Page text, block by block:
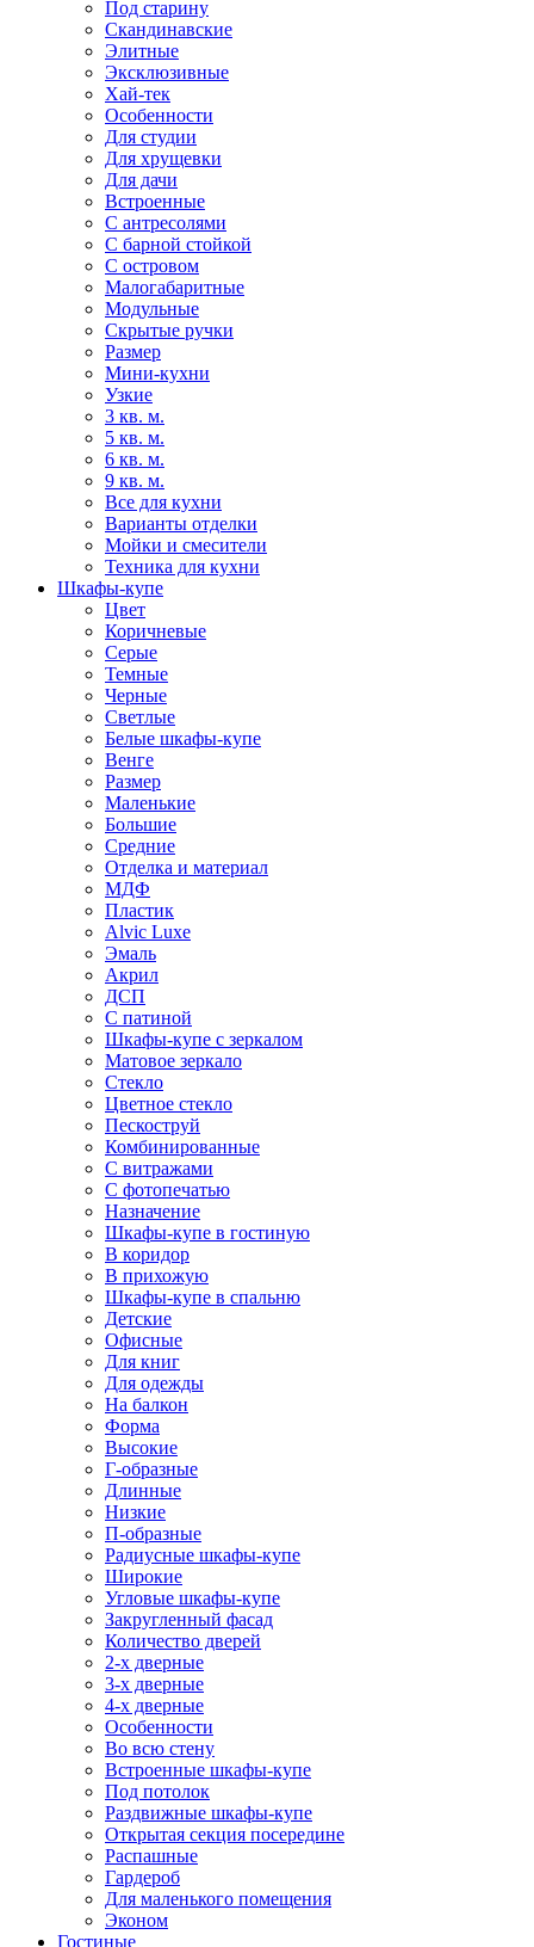
Под старину
Скандинавские
Элитные
Эксклюзивные
Хай-тек
Особенности
Для студии
Для хрущевки
Для дачи
Встроенные
С антресолями
С барной стойкой
С островом
Малогабаритные
Модульные
Скрытые ручки
Размер
Мини-кухни
Узкие
3 кв. м.
5 кв. м.
6 кв. м.
9 кв. м.
Все для кухни
Варианты отделки
Мойки и смесители
Техника для кухни
Шкафы-купе
Цвет
Коричневые
Серые
Темные
Черные
Светлые
Белые шкафы-купе
Венге
Размер
Маленькие
Большие
Средние
Отделка и материал
МДФ
Пластик
Alvic Luxe
Эмаль
Акрил
ДСП
С патиной
Шкафы-купе с зеркалом
Матовое зеркало
Стекло
Цветное стекло
Пескоструй
Комбинированные
С витражами
С фотопечатью
Назначение
Шкафы-купе в гостиную
В коридор
В прихожую
Шкафы-купе в спальню
Детские
Офисные
Для книг
Для одежды
На балкон
Форма
Высокие
Г-образные
Длинные
Низкие
П-образные
Радиусные шкафы-купе
Широкие
Угловые шкафы-купе
Закругленный фасад
Количество дверей
2-х дверные
3-х дверные
4-х дверные
Особенности
Во всю стену
Встроенные шкафы-купе
Под потолок
Раздвижные шкафы-купе
Открытая секция посередине
Распашные
Гардероб
Для маленького помещения
Эконом
Гостиные